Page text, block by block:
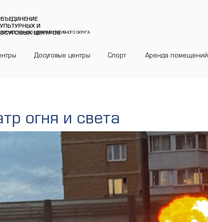
И
ЦЕНТРОВ
ВОСТОЧНОГО АДМИНИСТРАТИВНОГО ОКРУГА
Спорт Аренда помещений
Досуговые центры
огня и света